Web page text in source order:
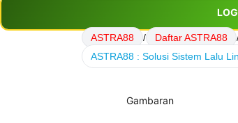
ASTRA88 / Daftar ASTRA88
ASTRA88 : Solusi Sistem Lalu
Gambaran